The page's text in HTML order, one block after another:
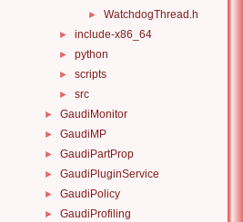
► WatchdogThread.h
► include-x86_64
► python
► scripts
► src
► GaudiMonitor
► GaudiMP
► GaudiPartProp
► GaudiPluginService
► GaudiPolicy
► GaudiProfiling